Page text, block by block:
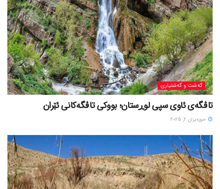
گه‌شت و گه‌شتیاری
تاڤگەی ئاوی سپی لوڕستان؛ بووکی تاڤگەکانی ئێران
حوزه‌یران 2, 2025